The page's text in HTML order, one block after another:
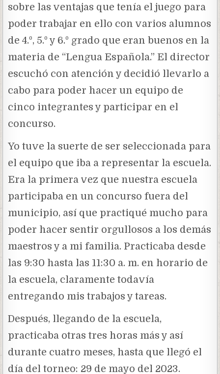
sobre las ventajas que tenía el juego para
poder trabajar en ello con varios alumnos
de 4.º, 5.º y 6.º grado que eran buenos en la
materia de “Lengua Española.” El director
escuchó con atención y decidió llevarlo a
cabo para poder hacer un equipo de
cinco integrantes y participar en el
concurso.
Yo tuve la suerte de ser seleccionada para
el equipo que iba a representar la escuela.
Era la primera vez que nuestra escuela
participaba en un concurso fuera del
municipio, así que practiqué mucho para
poder hacer sentir orgullosos a los demás
maestros y a mi familia. Practicaba desde
las 9:30 hasta las 11:30 a. m. en horario de
la escuela, claramente todavía
entregando mis trabajos y tareas.
Después, llegando de la escuela,
practicaba otras tres horas más y así
durante cuatro meses, hasta que llegó el
día del torneo: 29 de mayo del 2023.